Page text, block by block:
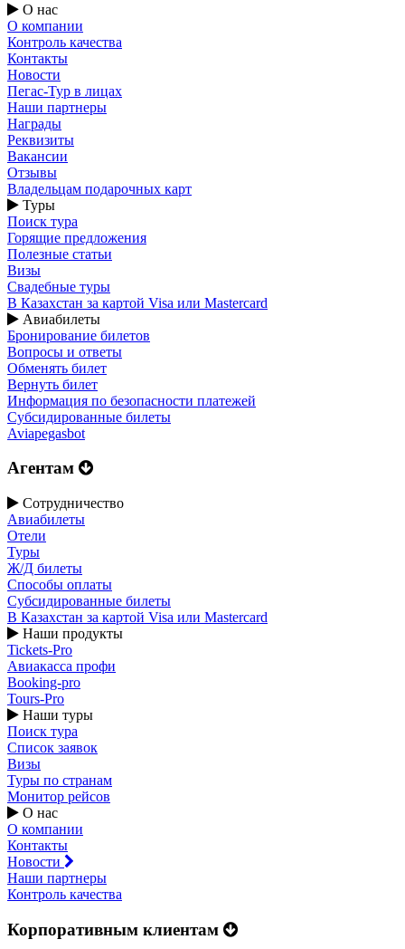
О нас
О компании
Контроль качества
Контакты
Новости
Пегас-Тур в лицах
Наши партнеры
Награды
Реквизиты
Вакансии
Отзывы
Владельцам подарочных карт
Туры
Поиск тура
Горящие предложения
Полезные статьи
Визы
Свадебные туры
В Казахстан за картой Visa или Masterсard
Авиабилеты
Бронирование билетов
Вопросы и ответы
Обменять билет
Вернуть билет
Информация по безопасности платежей
Субсидированные билеты
Aviapegasbot
Агентам
Сотрудничество
Авиабилеты
Отели
Туры
Ж/Д билеты
Способы оплаты
Субсидированные билеты
В Казахстан за картой Visa или Masterсard
Наши продукты
Tickets-Pro
Авиакасса профи
Booking-pro
Tours-Pro
Наши туры
Поиск тура
Список заявок
Визы
Туры по странам
Монитор рейсов
О нас
О компании
Контакты
Новости
Наши партнеры
Контроль качества
Корпоративным клиентам